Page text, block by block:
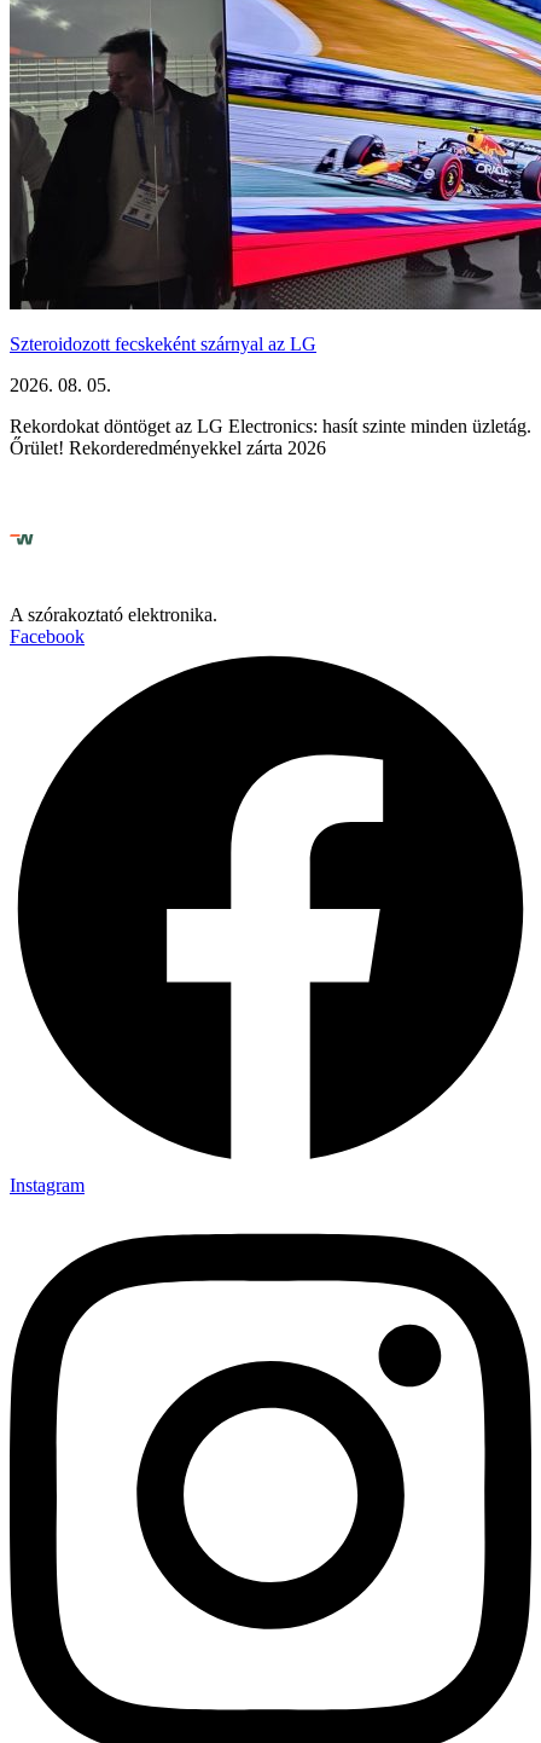
Szteroidozott fecskeként szárnyal az LG
2026. 08. 05.
Rekordokat döntöget az LG Electronics: hasít szinte minden üzletág.
Őrület! Rekorderedményekkel zárta 2026
A szórakoztató elektronika.
Facebook
Instagram